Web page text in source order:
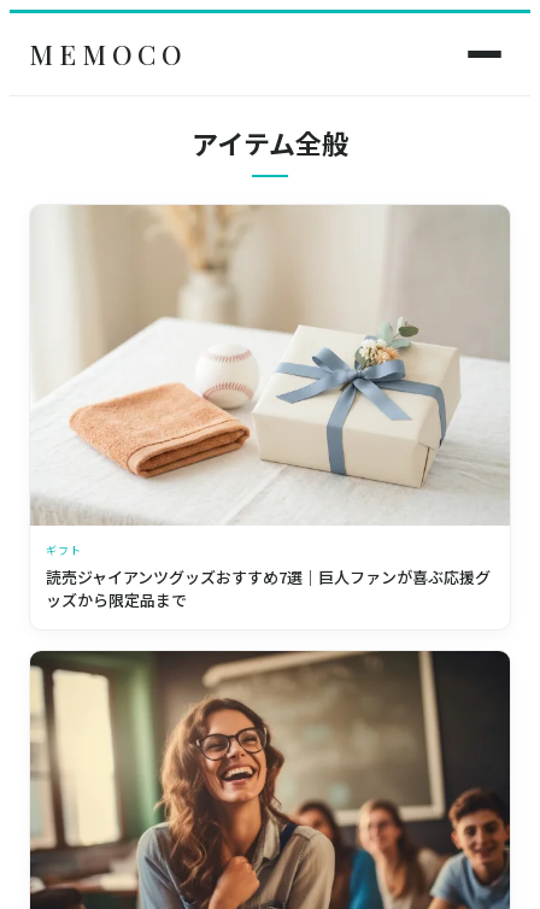
MEMOCO
アイテム全般
ギフト
読売ジャイアンツグッズおすすめ7選｜巨人ファンが喜ぶ応援グ
ッズから限定品まで